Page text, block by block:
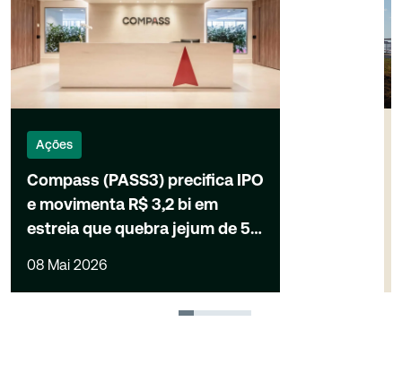
Ações
Compass (PASS3) precifica IPO
e movimenta R$ 3,2 bi em
estreia que quebra jejum de 5
08 Mai 2026
1 2 3 4